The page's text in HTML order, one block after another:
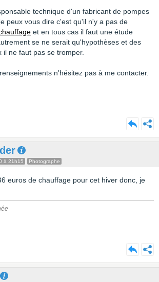
technique d'un fabricant de pompes
peux vous dire c'est qu'il n'y a pas de
et en tous cas il faut une étude
se ne serait qu'hypothèses et des
il ne faut pas se tromper.
n'hésitez pas à me contacter.
à 21h15 Photographe
euros de chauffage pour cet hiver donc, je